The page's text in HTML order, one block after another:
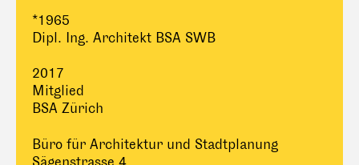
*1965
Dipl. Ing. Architekt BSA SWB
2017
Mitglied
BSA Zürich
Büro für Architektur und Stadtplanung
Sägenstrasse 4